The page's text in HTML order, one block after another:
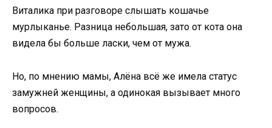
Виталика при разговоре слышать кошачье
мурлыканье. Разница небольшая, зато от кота она
видела бы больше ласки, чем от мужа.
Но, по мнению мамы, Алёна всё же имела статус
замужней женщины, а одинокая вызывает много
вопросов.